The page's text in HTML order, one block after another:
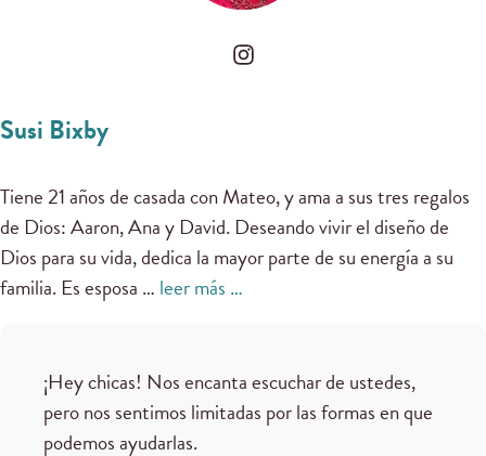
Susi Bixby
Tiene 21 años de casada con Mateo, y ama a sus tres regalos
de Dios: Aaron, Ana y David. Deseando vivir el diseño de
Dios para su vida, dedica la mayor parte de su energía a su
familia. Es esposa … leer más …
¡Hey chicas! Nos encanta escuchar de ustedes,
pero nos sentimos limitadas por las formas en que
podemos ayudarlas.